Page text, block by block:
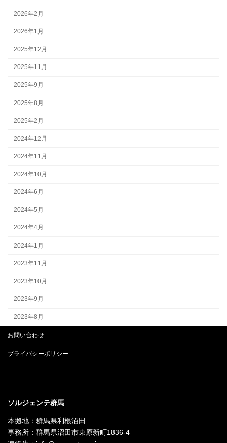
2026年2月
2026年1月
2025年12月
2025年11月
2025年9月
2025年8月
2025年2月
2024年12月
2024年11月
2024年10月
2024年6月
2024年5月
2024年4月
2024年1月
2023年11月
2023年10月
2023年9月
2023年8月
お問い合わせ
プライバシーポリシー
ソルジェンテ群馬
本拠地：群馬県利根沼田
事務所：群馬県沼田市東原新町1836-4